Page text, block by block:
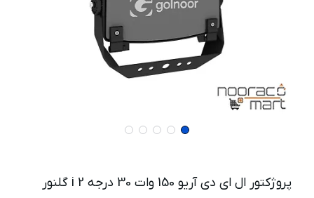
پروژکتور ال ای دی آریو 150 وات 30 درجه i 2 گلنور